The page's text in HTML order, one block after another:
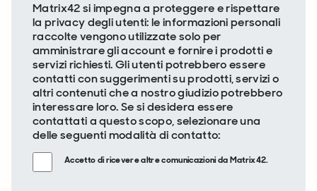
Matrix42 si impegna a proteggere e rispettare
la privacy degli utenti: le informazioni personali
raccolte vengono utilizzate solo per
amministrare gli account e fornire i prodotti e
servizi richiesti. Gli utenti potrebbero essere
contatti con suggerimenti su prodotti, servizi o
altri contenuti che a nostro giudizio potrebbero
interessare loro. Se si desidera essere
contattati a questo scopo, selezionare una
delle seguenti modalità di contatto:
Accetto di ricevere altre comunicazioni da Matrix42.